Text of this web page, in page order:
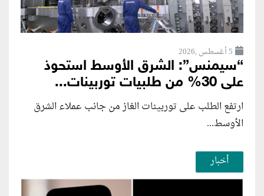
5 أغسطس ,2026
“سيمنس”: الشرق الأوسط استحوذ
على 30% من طلبيات توربينات...
ارتفع الطلب على توربينات الغاز من جانب عملاء الشرق
الأوسط...
أخبار